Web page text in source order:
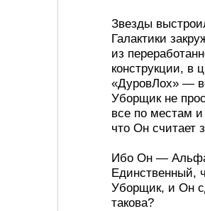
Звезды
Галактики
из
конструкции, в
«ДуровЛох» —
Уборщик не
все по местам
что Он считает
Ибо Он —
Единственный,
Уборщик, и Он
такова?